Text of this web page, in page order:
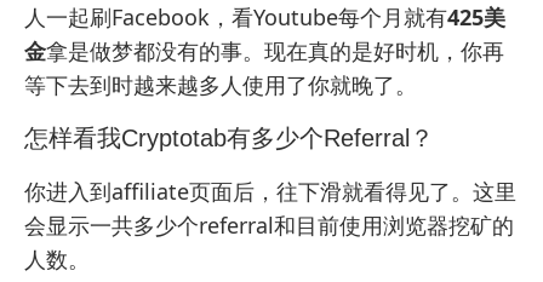
人一起刷Facebook，看Youtube每个月就有425美
金拿是做梦都没有的事。现在真的是好时机，你再
等下去到时越来越多人使用了你就晚了。
怎样看我Cryptotab有多少个Referral？
你进入到affiliate页面后，往下滑就看得见了。这里
会显示一共多少个referral和目前使用浏览器挖矿的
人数。